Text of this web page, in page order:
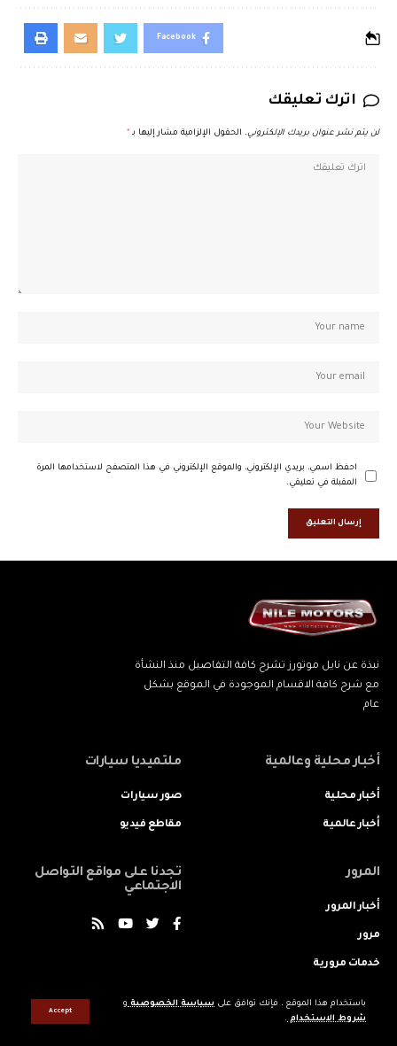
باستخدام هذا الموقع ، فإنك توافق على سياسة الخصوصية و
شروط الاستخدام .
Accept
Facebook
اترك تعليقك
لن يتم نشر عنوان بريدك الإلكتروني. الحقول الإلزامية مشار إليها بـ *
احفظ اسمي، بريدي الإلكتروني، والموقع الإلكتروني في هذا المتصفح لاستخدامها المرة
المقبلة في تعليقي.
نبذة عن نايل موتورز تشرح كافة التفاصيل منذ النشأة
مع شرح كافة الاقسام الموجودة في الموقع بشكل
عام
أخبار محلية وعالمية
أخبار محلية
أخبار عالمية
ملتميديا سيارات
صور سيارات
مقاطع فيديو
المرور
أخبار المرور
مرور
خدمات مرورية
تجدنا على مواقع التواصل
الاجتماعي